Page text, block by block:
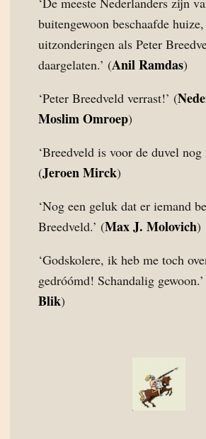
buitengewoon beschaafde huize,
uitzonderingen als Peter
daargelaten.’ (Anil Ramdas)
‘Peter Breedveld verrast!’ (
Moslim Omroep)
‘Breedveld is voor de duvel nog
(Jeroen Mirck)
‘Nog een geluk dat er iemand
Breedveld.’ (Max J. Molovich)
‘Godskolere, ik heb me toch
gedróómd! Schandalig
Blik)